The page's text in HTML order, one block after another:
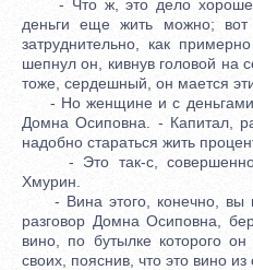
- Что ж, это дело
деньги еще жить можно;
затруднительно, как
шепнул он, кивнув головой на
тоже, сердешный, он мается
- Но женщине и с деньгами
Домна Осиповна. - Капитал,
надобно стараться жить
- Это так-с, совершенно
Хмурин.
- Вина этого, конечно, вы
разговор Домна Осиповна,
вино, по бутылке которого
своих, пояснив, что это вино из